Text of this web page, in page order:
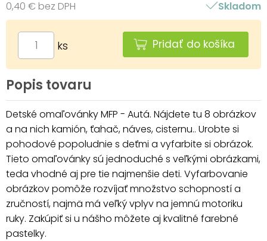
0,40 € bez DPH
Skladom
ks Pridať do košíka
Popis tovaru
Detské omaľovánky MFP - Autá. Nájdete tu 8 obrázkov
a na nich kamión, ťahač, náves, cisternu.. Urobte si
pohodové popoludnie s deťmi a vyfarbite si obrázok.
Tieto omaľovánky sú jednoduché s veľkými obrázkami,
teda vhodné aj pre tie najmenšie deti. Vyfarbovanie
obrázkov pomôže rozvíjať množstvo schopností a
zručností, najmä má veľký vplyv na jemnú motoriku
ruky. Zakúpiť si u nášho môžete aj kvalitné farebné
pastelky.